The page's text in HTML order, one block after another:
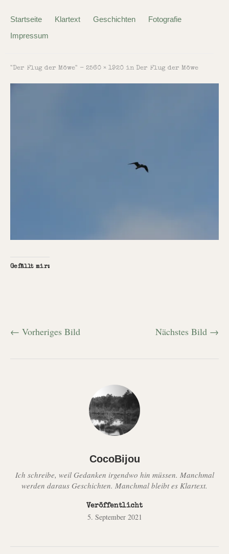
Startseite Klartext Geschichten
Fotografie
Impressum
"Der Flug der Möwe" - 2560 × 1920 in Der Flug der Möwe
Gefällt mir:
← Vorheriges Bild Nächstes Bild →
CocoBijou
Ich schreibe, weil Gedanken irgendwo hin müssen. Manchmal
werden daraus Geschichten. Manchmal bleibt es Klartext.
Veröffentlicht
5. September 2021